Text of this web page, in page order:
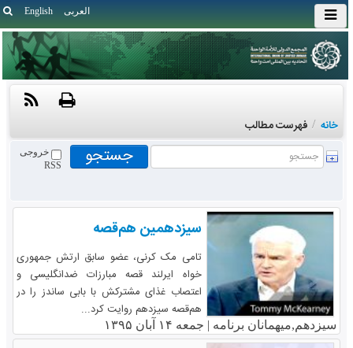
English العربی
خانه / فهرست مطالب
خروجی
RSS
سیزدهمین هم‌قصه
تامی مک کرنی، عضو سابق ارتش جمهوری
خواه ایرلند قصه مبارزات ضدانگلیسی و
اعتصاب غذای مشترکش با بابی ساندز را در
هم‌قصه سیزدهم روایت کرد...
سیزدهم,میهمانان برنامه | جمعه ۱۴ آبان ۱۳۹۵